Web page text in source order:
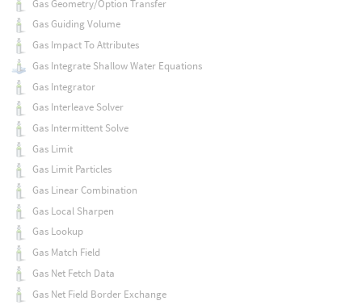
Gas Geometry/Option Transfer
Gas Guiding Volume
Gas Impact To Attributes
Gas Integrate Shallow Water Equations
Gas Integrator
Gas Interleave Solver
Gas Intermittent Solve
Gas Limit
Gas Limit Particles
Gas Linear Combination
Gas Local Sharpen
Gas Lookup
Gas Match Field
Gas Net Fetch Data
Gas Net Field Border Exchange